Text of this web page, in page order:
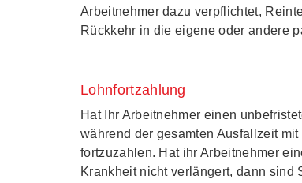
Arbeitnehmer dazu verpflichtet,
Rückkehr in die eigene oder andere
Lohnfortzahlung
Hat Ihr Arbeitnehmer einen
während der gesamten Ausfallzeit
fortzuzahlen. Hat ihr Arbeitnehmer
Krankheit nicht verlängert, dann sind